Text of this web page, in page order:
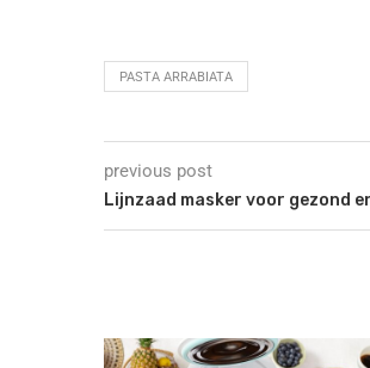
PASTA ARRABIATA
previous post
Lijnzaad masker voor gezond